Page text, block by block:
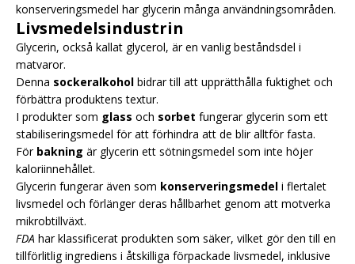
konserveringsmedel har glycerin många användningsområden.
Livsmedelsindustrin
Glycerin, också kallat glycerol, är en vanlig beståndsdel i
matvaror.
Denna sockeralkohol bidrar till att upprätthålla fuktighet och
förbättra produktens textur.
I produkter som glass och sorbet fungerar glycerin som ett
stabiliseringsmedel för att förhindra att de blir alltför fasta.
För bakning är glycerin ett sötningsmedel som inte höjer
kaloriinnehållet.
Glycerin fungerar även som konserveringsmedel i flertalet
livsmedel och förlänger deras hållbarhet genom att motverka
mikrobtillväxt.
FDA har klassificerat produkten som säker, vilket gör den till en
tillförlitlig ingrediens i åtskilliga förpackade livsmedel, inklusive